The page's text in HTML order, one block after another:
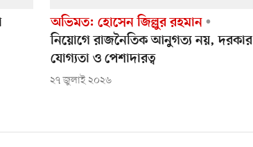
অভিমত: হোসেন জিল্লুর রহমান
নিয়োগে রাজনৈতিক আনুগত্য নয়, দরকার
যোগ্যতা ও পেশাদারত্ব
২৭ জুলাই ২০২৬